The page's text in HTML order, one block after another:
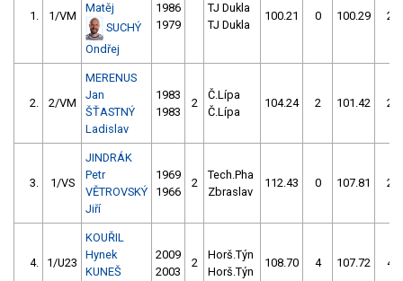
1. 1/VM
Matěj
SUCHÝ
Ondřej
1986
1979
TJ Dukla
TJ Dukla
100.21 0 100.29 2
2. 2/VM
MERENUS
Jan
ŠŤASTNÝ
Ladislav
1983
1983
2
Č.Lípa
Č.Lípa
104.24 2 101.42 2
3. 1/VS
JINDRÁK
Petr
VĚTROVSKÝ
Jiří
1969
1966
2
Tech.Pha
Zbraslav
112.43 0 107.81 2
4. 1/U23
KOUŘIL
Hynek
KUNEŠ
2009
2003
2
Horš.Týn
Horš.Týn
108.70 4 107.72 4